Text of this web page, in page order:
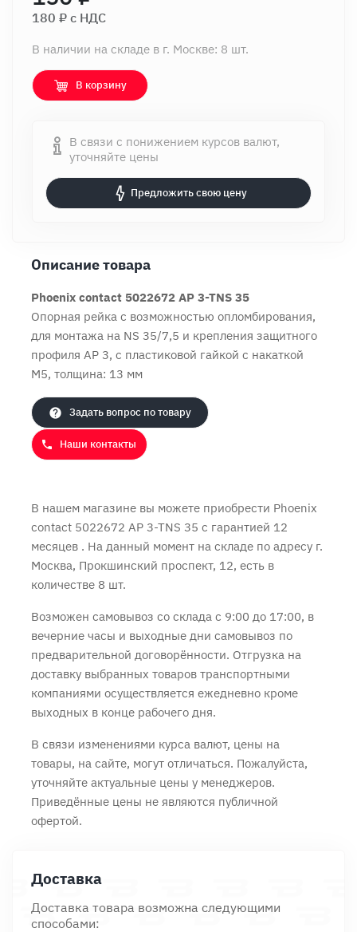
180 ₽ c НДС
В наличии на складе в г. Москве: 8 шт.
В корзину
В связи с понижением курсов валют,
уточняйте цены
Предложить свою цену
Описание товара
Phoenix contact 5022672 AP 3-TNS 35
Опорная рейка с возможностью опломбирования,
для монтажа на NS 35/7,5 и крепления защитного
профиля AP 3, с пластиковой гайкой с накаткой
M5, толщина: 13 мм
Задать вопрос по товару
Наши контакты
В нашем магазине вы можете приобрести Phoenix
contact 5022672 AP 3-TNS 35 с гарантией 12
месяцев . На данный момент на складе по адресу г.
Москва, Прокшинский проспект, 12, есть в
количестве 8 шт.
Возможен самовывоз со склада с 9:00 до 17:00, в
вечерние часы и выходные дни самовывоз по
предварительной договорённости. Отгрузка на
доставку выбранных товаров транспортными
компаниями осуществляется ежедневно кроме
выходных в конце рабочего дня.
В связи изменениями курса валют, цены на
товары, на сайте, могут отличаться. Пожалуйста,
уточняйте актуальные цены у менеджеров.
Приведённые цены не являются публичной
офертой.
Доставка
Доставка товара возможна следующими
способами:
Продолжить покупки Оформить заказ